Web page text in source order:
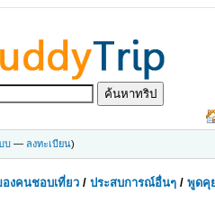
บ — ลงทะเบียน)
งคนชอบเที่ยว /ประสบการณ์อื่นๆ /พูดคุ